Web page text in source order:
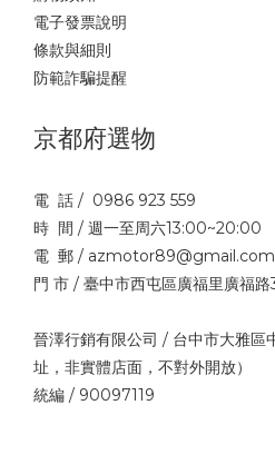
電子發票說明
條款與細則
防範詐騙提醒
京都府選物
電 話 / 0986 923 559
時 間 / 週一至周六13:00~20:00
電 郵 / azmotor89@gmail.com
門 市 / 臺中市西屯區廣福里廣福
晉澤行銷有限公司 / 台中市大雅區
址，非實體店面，不對外開放）
統編 / 90097119